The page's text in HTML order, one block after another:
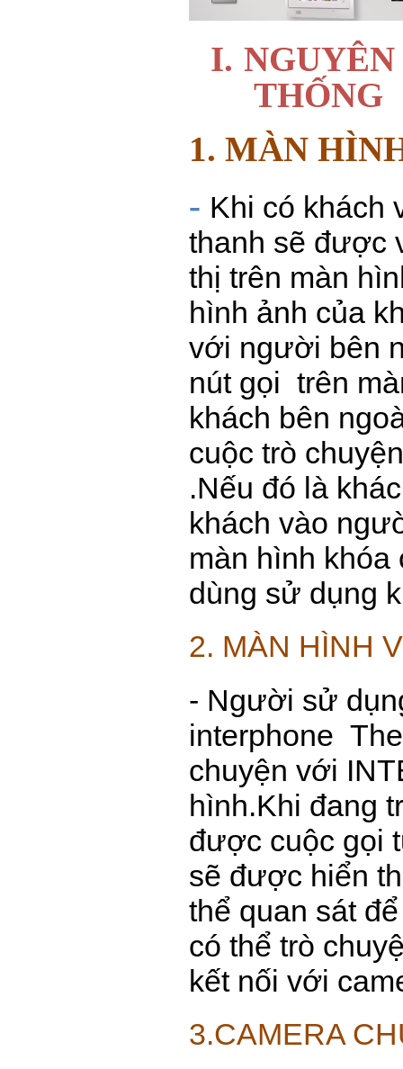
I.
THỐNG
1. MÀN
- Khi có khách
thanh sẽ được
thị trên màn
hình ảnh của
với người bên
nút gọi trên
khách bên
cuộc trò
.Nếu đó là
khách vào
màn hình
dùng sử dụng
2. MÀN HÌNH
- Người sử
interphone
chuyện với
hình.Khi đang
được cuộc gọi
sẽ được hiển
thể quan sát
có thể trò
kết nối với
3.CAMERA